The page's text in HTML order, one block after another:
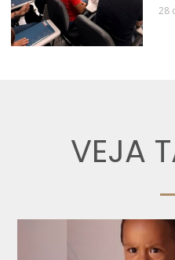
28
VEJA